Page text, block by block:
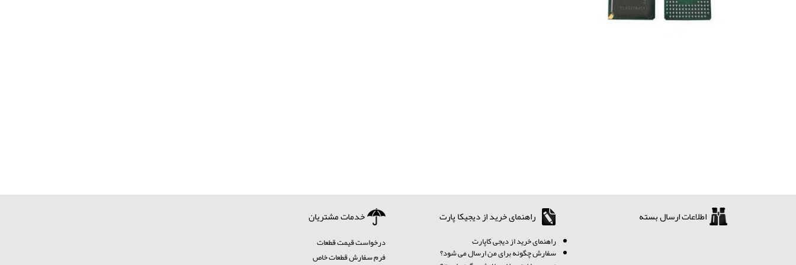
اطلاعات ارسال بسته راهنمای خرید از دیجیکا پارت
راهنمای خرید از دیجی کاپارت
سفارش چگونه برای من ارسال می شود؟
خدمات مشتریان
درخواست قیمت قطعات
فرم سفارش قطعات خاص